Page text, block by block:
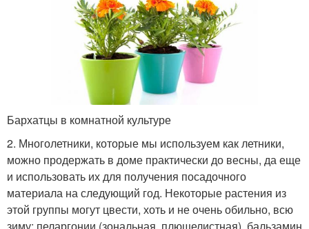
Бархатцы в комнатной культуре
2. Многолетники, которые мы используем как летники,
можно продержать в доме практически до весны, да еще
и использовать их для получения посадочного
материала на следующий год. Некоторые растения из
этой группы могут цвести, хоть и не очень обильно, всю